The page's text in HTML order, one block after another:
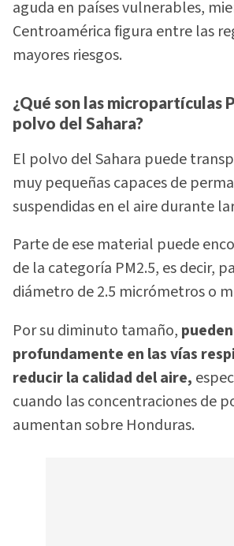
aguda en países vulnerables,
Centroamérica figura entre las
mayores riesgos.
¿Qué son las micropartículas
polvo del Sahara?
El polvo del Sahara puede
muy pequeñas capaces de
suspendidas en el aire durante
Parte de ese material puede
de la categoría PM2.5, es decir,
diámetro de 2.5 micrómetros o
Por su diminuto tamaño,
profundamente en las vías
reducir la calidad del aire,
cuando las concentraciones de
aumentan sobre Honduras.